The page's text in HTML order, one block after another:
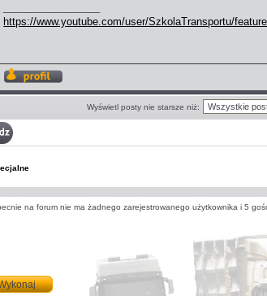
https://www.youtube.com/user/SzkolaTransportu/
profil
Wyświetl posty nie starsze niż:
Odpowiedz
temacie
na forum nie ma żadnego zarejestrowanego użytkownika i 5